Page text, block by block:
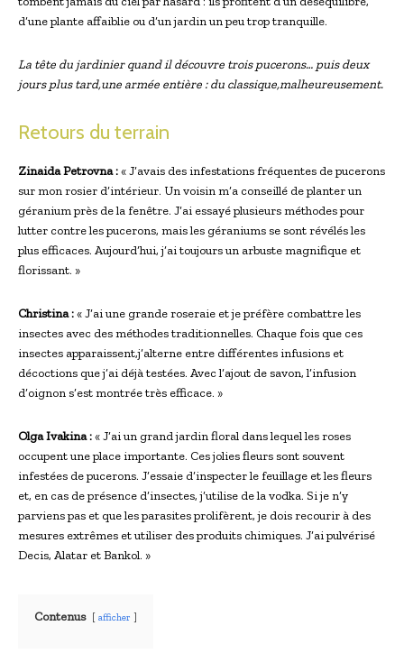
d’une plante affaiblie ou d’un jardin un peu trop tranquille.
La tête du jardinier quand il découvre trois pucerons… puis deux
jours plus tard,une armée entière : du classique,malheureusement.
Retours du terrain
Zinaida Petrovna :« J’avais des infestations fréquentes de pucerons
sur mon rosier d’intérieur. Un voisin m’a conseillé de planter un
géranium près de la fenêtre. J’ai essayé plusieurs méthodes pour
lutter contre les pucerons, mais les géraniums se sont révélés les
plus efficaces. Aujourd’hui, j’ai toujours un arbuste magnifique et
florissant. »
Christina :« J’ai une grande roseraie et je préfère combattre les
insectes avec des méthodes traditionnelles. Chaque fois que ces
insectes apparaissent,j’alterne entre différentes infusions et
décoctions que j’ai déjà testées. Avec l’ajout de savon, l’infusion
d’oignon s’est montrée très efficace. »
Olga Ivakina :« J’ai un grand jardin floral dans lequel les roses
occupent une place importante. Ces jolies fleurs sont souvent
infestées de pucerons. J’essaie d’inspecter le feuillage et les fleurs
et, en cas de présence d’insectes, j’utilise de la vodka. Si je n’y
parviens pas et que les parasites prolifèrent, je dois recourir à des
mesures extrêmes et utiliser des produits chimiques. J’ai pulvérisé
Decis, Alatar et Bankol. »
Contenus afficher